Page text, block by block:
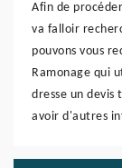
Afin de
va falloir
pouvons vous
Ramonage qui
dresse un
avoir d'autres